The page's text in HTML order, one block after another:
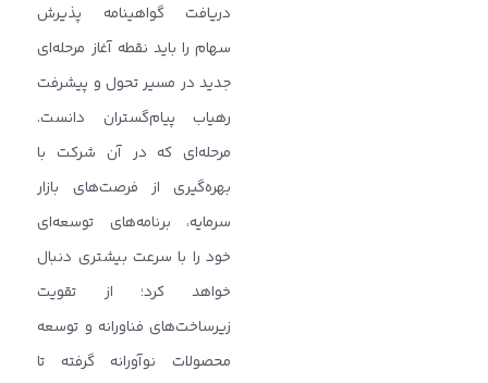
دریافت گواهینامه پذیرش
سهام را باید نقطه آغاز مرحله‌ای
جدید در مسیر تحول و پیشرفت
رهیاب پیام‌گستران دانست.
مرحله‌ای که در آن شرکت با
بهره‌گیری از فرصت‌های بازار
سرمایه، برنامه‌های توسعه‌ای
خود را با سرعت بیشتری دنبال
خواهد کرد؛ از تقویت
زیرساخت‌های فناورانه و توسعه
محصولات نوآورانه گرفته تا